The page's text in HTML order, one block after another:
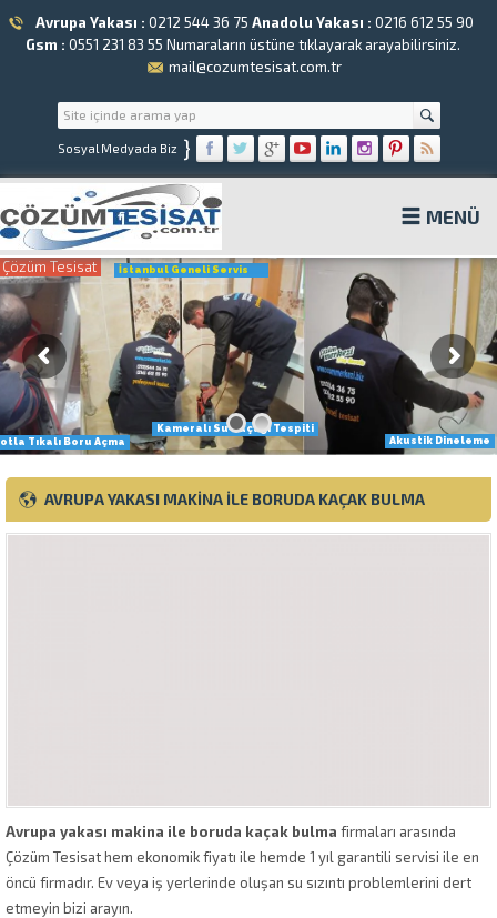
Avrupa Yakası : 0212 544 36 75 Anadolu Yakası : 0216 612 55 90
Gsm : 0551 231 83 55 Numaraların üstüne tıklayarak arayabilirsiniz.
mail@cozumtesisat.com.tr
Sosyal Medyada Biz }
MENÜ
Çözüm Tesisat
Kameralı Su Kaçağı Tespiti
Tıkalı Boru Açma
Akustik Dineleme
İstanbul Geneli Servis
AVRUPA YAKASI MAKINA ILE BORUDA KAÇAK BULMA
Avrupa yakası makina ile boruda kaçak bulma firmaları arasında
Çözüm Tesisat hem ekonomik fiyatı ile hemde 1 yıl garantili servisi ile en
öncü firmadır. Ev veya iş yerlerinde oluşan su sızıntı problemlerini dert
etmeyin bizi arayın.